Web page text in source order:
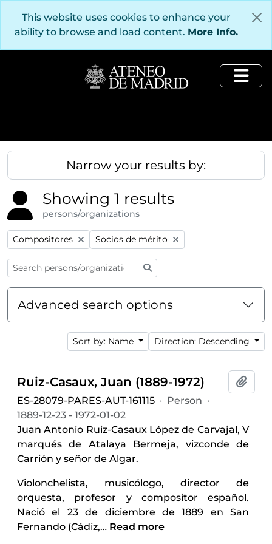
This website uses cookies to enhance your
ability to browse and load content. More Info.
Narrow your results by:
Showing 1 results
persons/organizations
Remove filter:
Compositores Remove filter:
Socios de mérito
Advanced search options
Sort by: Name Direction: Descending
Ruiz-Casaux, Juan (1889-1972)
ES-28079-PARES-AUT-161115 · Person ·
1889-12-23 - 1972-01-02
Juan Antonio Ruiz-Casaux López de Carvajal, V
marqués de Atalaya Bermeja, vizconde de
Carrión y señor de Algar.
Violonchelista, musicólogo, director de
orquesta, profesor y compositor español.
Nació el 23 de diciembre de 1889 en San
Fernando (Cádiz,… Read more